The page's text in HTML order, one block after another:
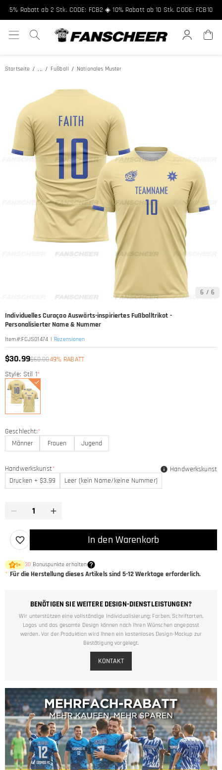
5% Rabatt ab 2 Stk. CODE: FCB2 ◈ 10% Rabatt ab 10 Stk. CODE: FCB10
Startseite ... Fußball Nationales Muster
6 / 6
Individuelles Curaçao Auswärts-inspiriertes Fußballtrikot -
Personalisierter Name & Nummer
Item#:FCJS01474 | Rezensionen
$30.99$60.0049% RABATT
Style: Stil 1*
Geschlecht:*
Männer
Frauen Jugend
Handwerkskunst*
Drucken + $3.99
Leer (kein Name/keine Nummer)
Handwerkskunst
In den Warenkorb
1× 30 Bonuspunkte erhalten
* Für die Herstellung dieses Artikels sind 5-12Werktage erforderlich.
BENÖTIGEN SIE WEITERE DESIGN-DIENSTLEISTUNGEN?
Wir unterstützen eine vollständige Individualisierung: Farben, Schriftarten,
Logos und das gesamte Design können nach Ihren Wünschen angepasst
werden. Vor der Produktion wird Ihnen ein kostenloses Design-Mockup zur
Bestätigung vorgelegt.
KONTAKT